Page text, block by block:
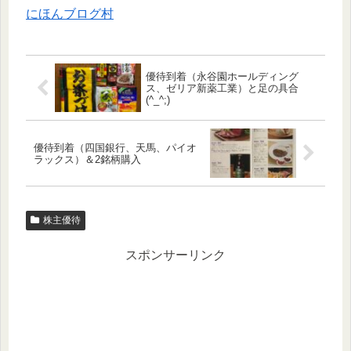
にほんブログ村
優待到着（永谷園ホールディング
ス、ゼリア新薬工業）と足の具合
(^_^;)
優待到着（四国銀行、天馬、パイオ
ラックス）＆2銘柄購入
株主優待
スポンサーリンク